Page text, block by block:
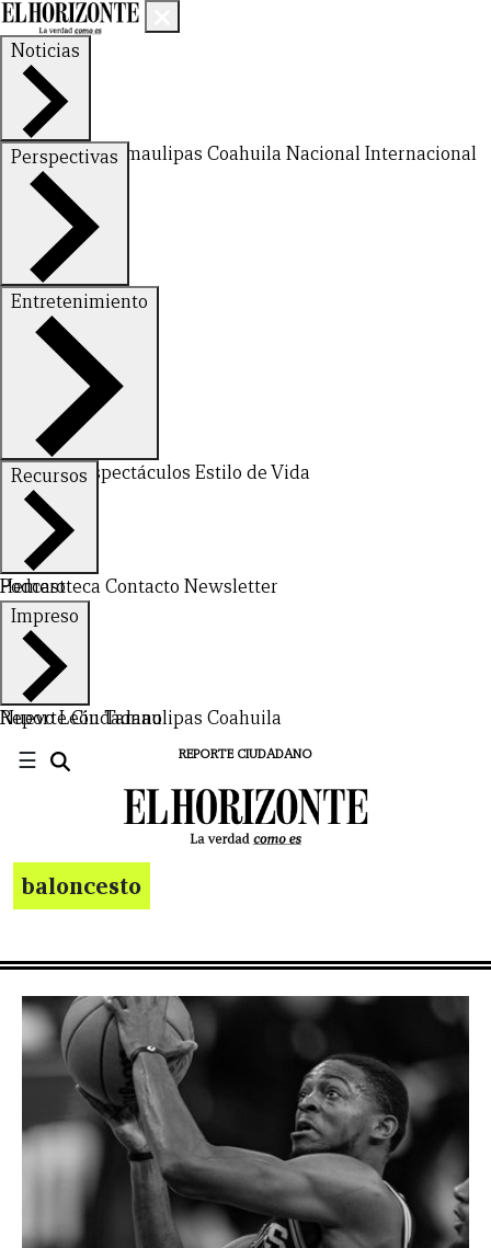
Noticias
Nuevo LeónTamaulipas Coahuila NacionalInternacional
Perspectivas
FinanzasOpinión
Entretenimiento
DeportesEspectáculos Estilo de Vida
Recursos
Hemeroteca Contacto Newsletter
Podcast
Impreso
Nuevo LeónTamaulipas Coahuila
Reporte Ciudadano
☰ REPORTE CIUDADANO
baloncesto